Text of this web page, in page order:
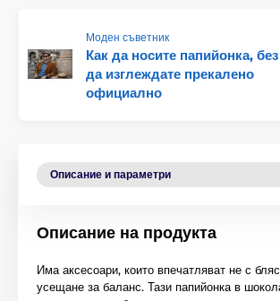
Моден съветник
Как да носите папийонка, без
да изглеждате прекалено
официално
Описание и параметри
Описание на продукта
Има аксесоари, които впечатляват не с
усещане за баланс. Тази папийонка в